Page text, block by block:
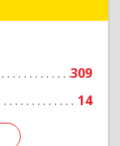
309
14